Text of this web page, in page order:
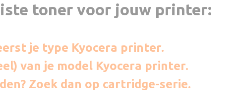
toner voor jouw printer:
je type Kyocera printer.
van je model Kyocera printer.
Zoek dan op cartridge-serie.